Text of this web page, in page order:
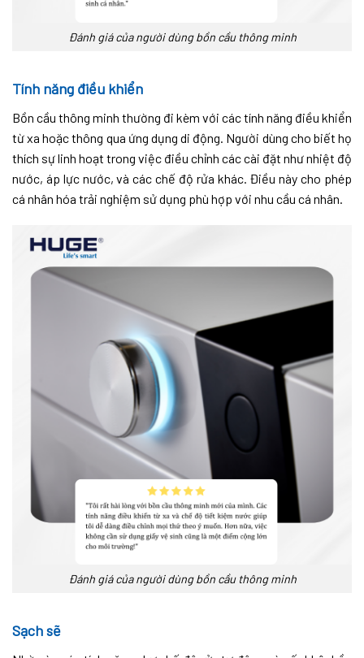
Đánh giá của người dùng bồn cầu thông minh
Tính năng điều khiển
Bồn cầu thông minh thường đi kèm với các tính năng điều khiển
từ xa hoặc thông qua ứng dụng di động. Người dùng cho biết họ
thích sự linh hoạt trong việc điều chỉnh các cài đặt như nhiệt độ
nước, áp lực nước, và các chế độ rửa khác. Điều này cho phép
cá nhân hóa trải nghiệm sử dụng phù hợp với nhu cầu cá nhân.
Đánh giá của người dùng bồn cầu thông minh
Sạch sẽ